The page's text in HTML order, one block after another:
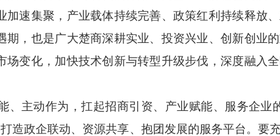
加速集聚，产业载体持续完善、政策红利持续释放
期，也是广大楚商深耕实业、投资兴业、创新创业
场变化，加快技术创新与转型升级步伐，深度融入
动作为，扛起招商引资、产业赋能、服务企业
造政企联动、资源共享、抱团发展的服务平台。要